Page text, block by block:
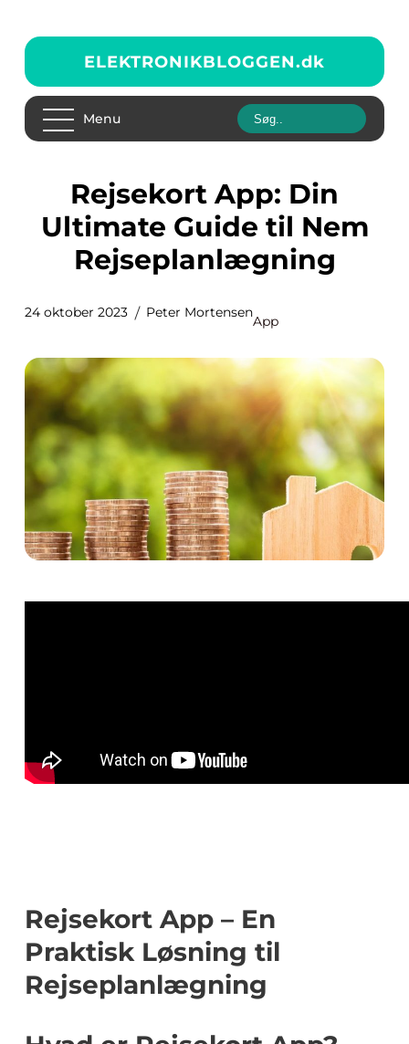
ELEKTRONIKBLOGGEN.dk
Menu
Rejsekort App: Din
Ultimate Guide til Nem
Rejseplanlægning
24 oktober 2023 Peter Mortensen
App
Rejsekort App – En
Praktisk Løsning til
Rejseplanlægning